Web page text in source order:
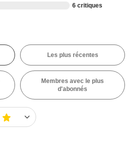
6 critiques
Les plus récentes
Membres avec le plus
d'abonnés